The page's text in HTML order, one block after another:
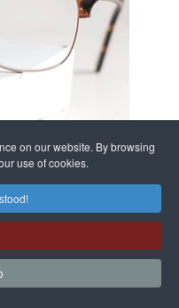
on our website. By browsing
use of cookies.algo que
con un mensaje
informa
viendo y que